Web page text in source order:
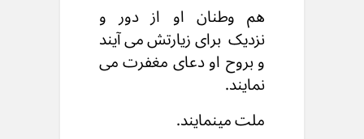
هم وطنان او از دور و
نزدیک برای زیارتش می آیند
و بروح او دعای مغفرت می
نمایند.
ملت مینمایند.